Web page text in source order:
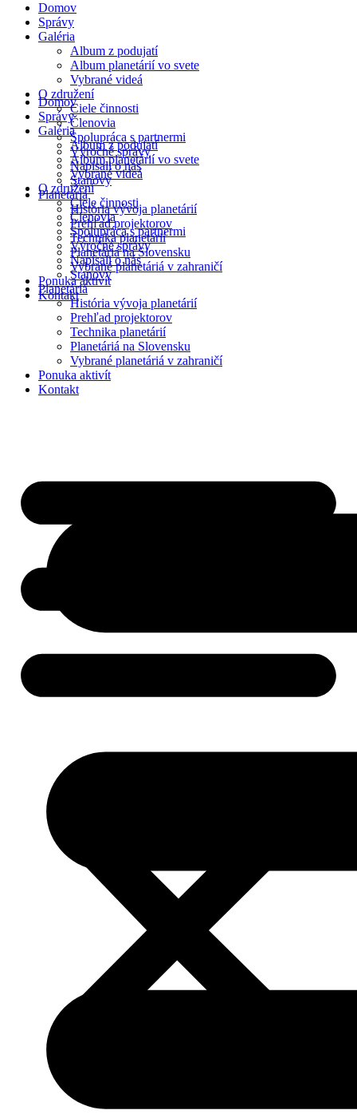
Domov
Správy
Galéria
Album z podujatí
Album planetárií vo svete
Vybrané videá
O združení
Ciele činnosti
Členovia
Spolupráca s partnermi
Výročné správy
Napísali o nás
Stanovy
Planetáriá
História vývoja planetárií
Prehľad projektorov
Technika planetárií
Planetáriá na Slovensku
Vybrané planetáriá v zahraničí
Ponuka aktivít
Kontakt
Domov
Správy
Galéria
Album z podujatí
Album planetárií vo svete
Vybrané videá
O združení
Ciele činnosti
Členovia
Spolupráca s partnermi
Výročné správy
Napísali o nás
Stanovy
Planetáriá
História vývoja planetárií
Prehľad projektorov
Technika planetárií
Planetáriá na Slovensku
Vybrané planetáriá v zahraničí
Ponuka aktivít
Kontakt